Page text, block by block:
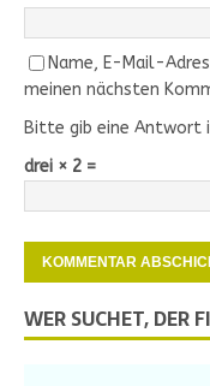
Name, E-Mail-
meinen nächsten
Bitte gib eine Antwort
drei × 2 =
WER SUCHET, DER